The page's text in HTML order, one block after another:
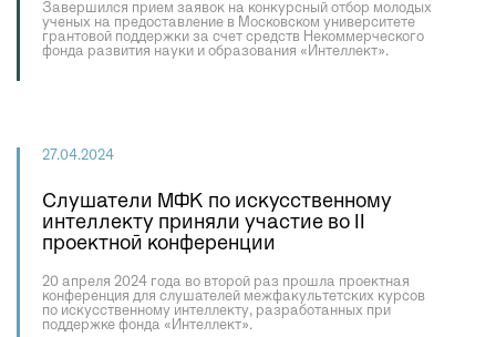
Завершился прием заявок на конкурсный отбор молодых
ученых на предоставление в Московском университете
грантовой поддержки за счет средств Некоммерческого
фонда развития науки и образования «Интеллект».
27.04.2024
Слушатели МФК по искусственному
интеллекту приняли участие во II
проектной конференции
20 апреля 2024 года во второй раз прошла проектная
конференция для слушателей межфакультетских курсов
по искусственному интеллекту, разработанных при
поддержке фонда «Интеллект».